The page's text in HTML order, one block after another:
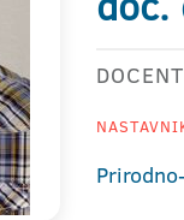
DOCENT